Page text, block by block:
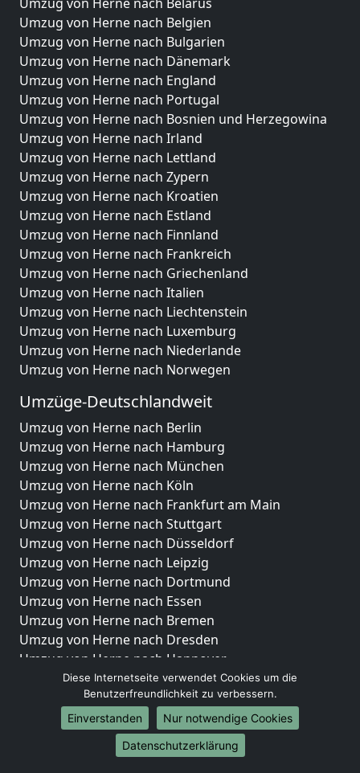
Umzug von Herne nach Belgien
Umzug von Herne nach Bulgarien
Umzug von Herne nach Dänemark
Umzug von Herne nach England
Umzug von Herne nach Portugal
Umzug von Herne nach Bosnien und Herzegowina
Umzug von Herne nach Irland
Umzug von Herne nach Lettland
Umzug von Herne nach Zypern
Umzug von Herne nach Kroatien
Umzug von Herne nach Estland
Umzug von Herne nach Finnland
Umzug von Herne nach Frankreich
Umzug von Herne nach Griechenland
Umzug von Herne nach Italien
Umzug von Herne nach Liechtenstein
Umzug von Herne nach Luxemburg
Umzug von Herne nach Niederlande
Umzug von Herne nach Norwegen
Umzüge-Deutschlandweit
Umzug von Herne nach Berlin
Umzug von Herne nach Hamburg
Umzug von Herne nach München
Umzug von Herne nach Köln
Umzug von Herne nach Frankfurt am Main
Umzug von Herne nach Stuttgart
Umzug von Herne nach Düsseldorf
Umzug von Herne nach Leipzig
Umzug von Herne nach Dortmund
Umzug von Herne nach Essen
Umzug von Herne nach Bremen
Umzug von Herne nach Dresden
Umzug von Herne nach Hannover
Umzug von Herne nach Nürnberg
Umzug von Herne nach Duisburg
Umzug von Herne nach Bochum
Umzug von Herne nach Wuppertal
Umzug von Herne nach Bielefeld
Diese Internetseite verwendet Cookies um die
Benutzerfreundlichkeit zu verbessern.
Einverstanden
Nur notwendige Cookies
Datenschutzerklärung